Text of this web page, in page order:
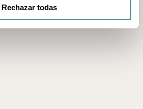
Rechazar todas